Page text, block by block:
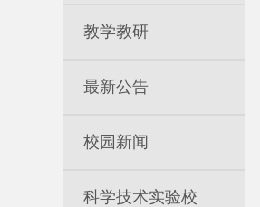
教学教研
最新公告
校园新闻
科学技术实验校